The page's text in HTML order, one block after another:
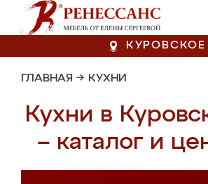
КУРОВСКОЕ
ГЛАВНАЯ → КУХНИ
Кухни в
– каталог и